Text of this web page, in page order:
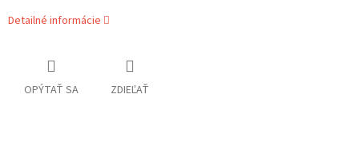
Detailné informácie
OPÝTAŤ SA ZDIEĽAŤ